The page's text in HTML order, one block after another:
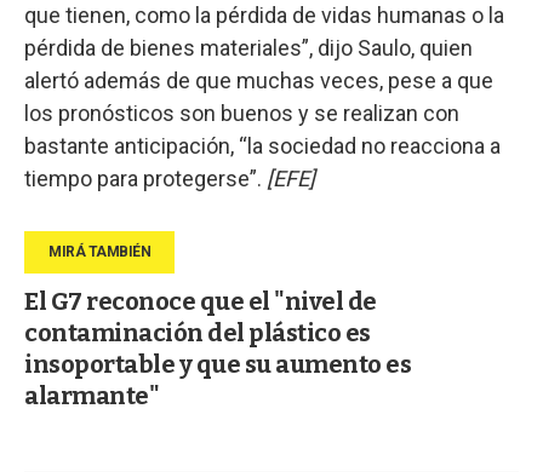
que tienen, como la pérdida de vidas humanas o la
pérdida de bienes materiales”, dijo Saulo, quien
alertó además de que muchas veces, pese a que
los pronósticos son buenos y se realizan con
bastante anticipación, “la sociedad no reacciona a
tiempo para protegerse”. [EFE]
El G7 reconoce que el "nivel de
contaminación del plástico es
insoportable y que su aumento es
alarmante"